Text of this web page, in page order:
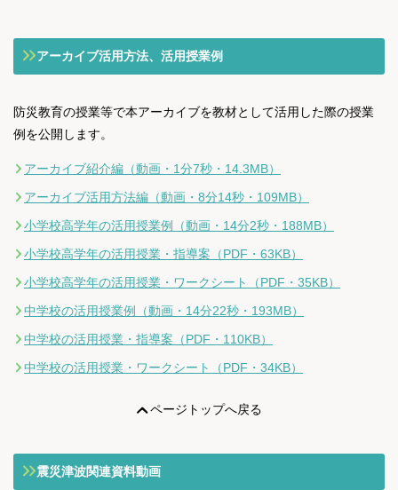
アーカイブ活用方法、活用授業例
防災教育の授業等で本アーカイブを教材として活用した際の授業
例を公開します。
アーカイブ紹介編（動画・1分7秒・14.3MB）
アーカイブ活用方法編（動画・8分14秒・109MB）
小学校高学年の活用授業例（動画・14分2秒・188MB）
小学校高学年の活用授業・指導案（PDF・63KB）
小学校高学年の活用授業・ワークシート（PDF・35KB）
中学校の活用授業例（動画・14分22秒・193MB）
中学校の活用授業・指導案（PDF・110KB）
中学校の活用授業・ワークシート（PDF・34KB）
ページトップへ戻る
震災津波関連資料動画